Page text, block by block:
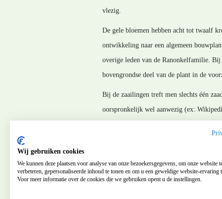
vlezig.
De gele bloemen hebben acht tot twaalf
ontwikkeling naar een algemeen
overige leden van de Ranonkelfamilie.
bovengrondse deel van de plant in de
Bij de zaailingen treft men slechts één
oorspronkelijk wel aanwezig (ex:
Wij gebruiken cookies
We kunnen deze plaatsen voor analyse van onze bezoekersgegevens, om onze website
verbeteren, gepersonaliseerde inhoud te tonen en om u een geweldige website-ervaring
Voor meer informatie over de cookies die we gebruiken opent u de instellingen.